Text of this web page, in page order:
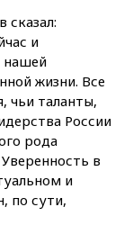
сказал:
и
нашей
жизни. Все
чьи таланты,
России
рода
в
и
по сути,